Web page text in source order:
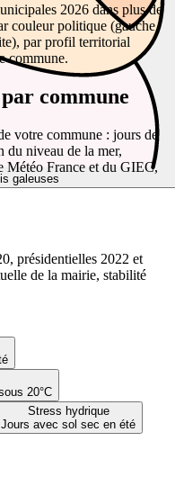
galeuses
20°C
Stress hydrique
Jours avec sol sec en été
2026 dans plus de
couleur politique (gauche,
par profil territorial
commune.
commune
votre commune : jours de
du niveau de la mer,
Météo France et du GIEC,
présidentielles 2022 et
de la mairie, stabilité